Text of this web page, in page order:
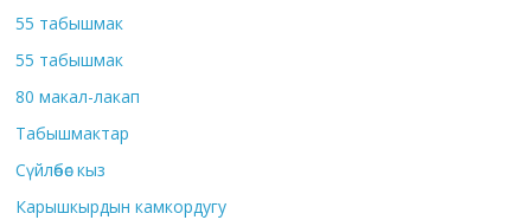
55 табышмак
55 табышмак
80 макал-лакап
Табышмактар
Сүйлөбөс кыз
Карышкырдын камкордугу